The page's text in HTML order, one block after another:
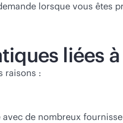
lorsque vous êtes
liées
raisons :
de nombreux